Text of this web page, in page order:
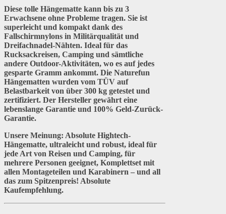
Diese tolle Hängematte kann bis zu 3
Erwachsene ohne Probleme tragen. Sie ist
superleicht und kompakt dank des
Fallschirmnylons in Militärqualität und
Dreifachnadel-Nähten. Ideal für das
Rucksackreisen, Camping und sämtliche
andere Outdoor-Aktivitäten, wo es auf jedes
gesparte Gramm ankommt. Die Naturefun
Hängematten wurden vom TÜV auf
Belastbarkeit von über 300 kg getestet und
zertifiziert. Der Hersteller gewährt eine
lebenslange Garantie und 100% Geld-Zurück-
Garantie.
Unsere Meinung: Absolute Hightech-
Hängematte, ultraleicht und robust, ideal für
jede Art von Reisen und Camping, für
mehrere Personen geeignet, Komplettset mit
allen Montageteilen und Karabinern – und all
das zum Spitzenpreis! Absolute
Kaufempfehlung.